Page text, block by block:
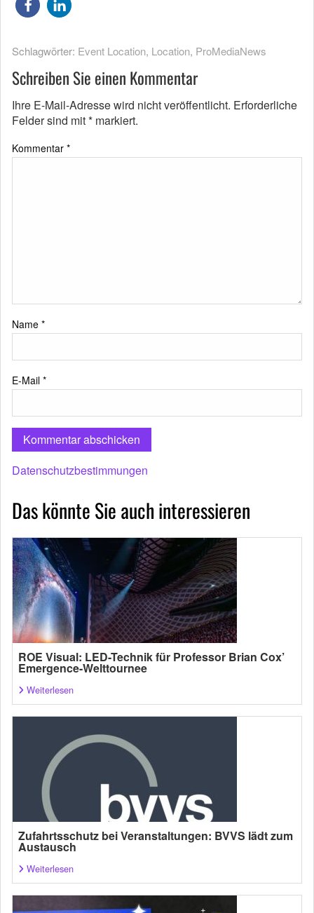
Schlagwörter: Event Location, Location, ProMediaNews
Schreiben Sie einen Kommentar
Ihre E-Mail-Adresse wird nicht veröffentlicht. Erforderliche
Felder sind mit* markiert.
Kommentar *
Name *
E-Mail *
Datenschutzbestimmungen
Das könnte Sie auch interessieren
ROE Visual: LED-Technik für Professor Brian Cox’
Emergence-Welttournee
Weiterlesen
Zufahrtsschutz bei Veranstaltungen: BVVS lädt zum
Austausch
Weiterlesen